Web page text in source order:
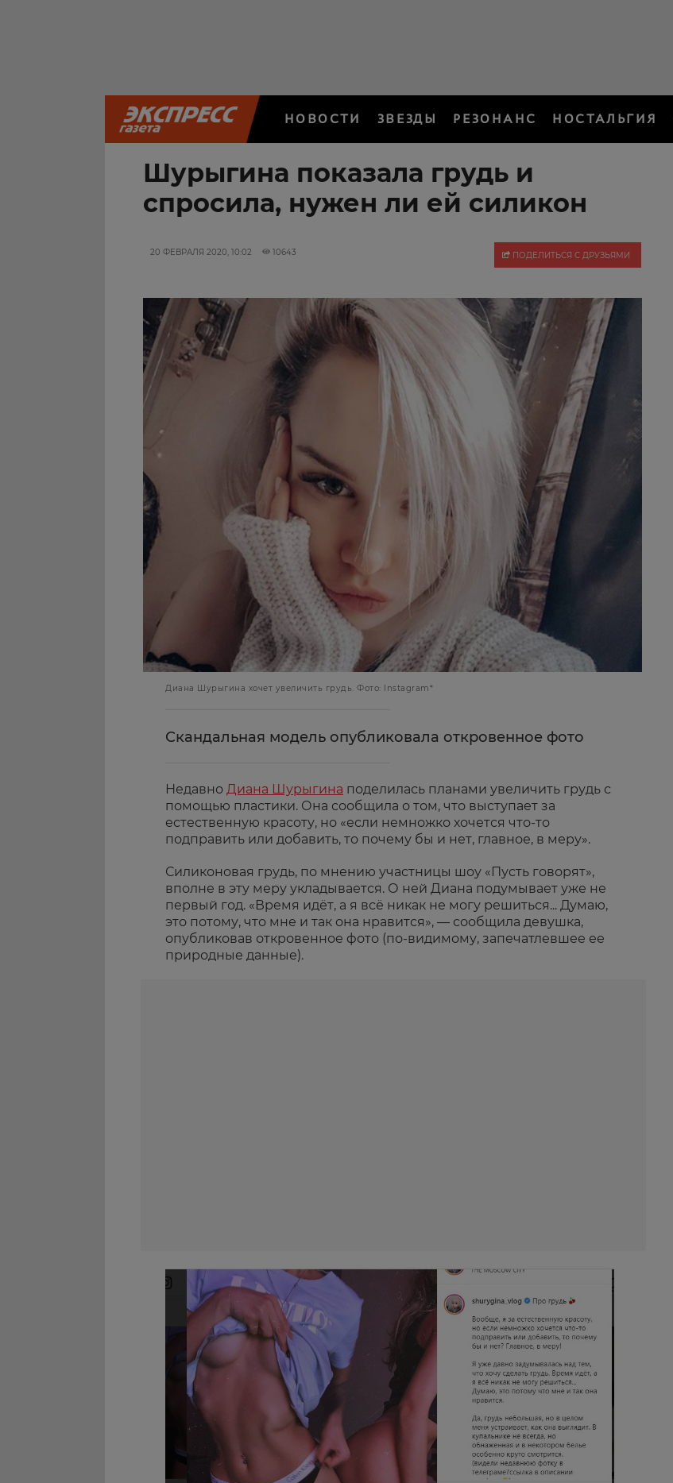
НОВОСТИ ЗВЕЗДЫ РЕЗОНАНС НОСТАЛЬГИЯ
Шурыгина показала грудь и
спросила, нужен ли ей силикон
20 ФЕВРАЛЯ 2020, 10:02 10643 ПОДЕЛИТЬСЯ С ДРУЗЬЯМИ
Диана Шурыгина хочет увеличить грудь. Фото: Instagram*
Скандальная модель опубликовала откровенное фото
Недавно Диана Шурыгина поделилась планами увеличить грудь с
помощью пластики. Она сообщила о том, что выступает за
естественную красоту, но «если немножко хочется что-то
подправить или добавить, то почему бы и нет, главное, в меру».
Силиконовая грудь, по мнению участницы шоу «Пусть говорят»,
вполне в эту меру укладывается. О ней Диана подумывает уже не
первый год. «Время идёт, а я всё никак не могу решиться... Думаю,
это потому, что мне и так она нравится», — сообщила девушка,
опубликовав откровенное фото (по-видимому, запечатлевшее ее
природные данные).